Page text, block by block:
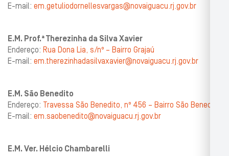
E-mail: em.getuliodornellesvargas@novaiguacu.rj.gov.br
E.M. Prof.ª Therezinha da Silva Xavier
Endereço: Rua Dona Lia, s/nº – Bairro Grajaú
E-mail: em.therezinhadasilvaxavier@novaiguacu.rj.gov.br
E.M. São Benedito
Endereço:
Travessa São Benedito, nº 456 – Bairro São Benedito
E-mail: em.saobenedito@novaiguacu.rj.gov.br
E.M. Ver. Hélcio Chambarelli